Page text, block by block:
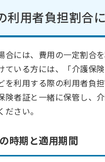
利用者負担割合
には、費用の一定割合
ている方には、「介護保
を利用する際の利用者負
険者証と一緒に保管し、
さい。
時期と適用期間